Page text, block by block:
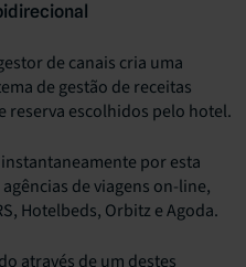
de canais cria uma
de gestão de receitas
reserva escolhidos pelo hotel.
por esta
de viagens on-line,
Hotelbeds, Orbitz e Agoda.
através de um destes